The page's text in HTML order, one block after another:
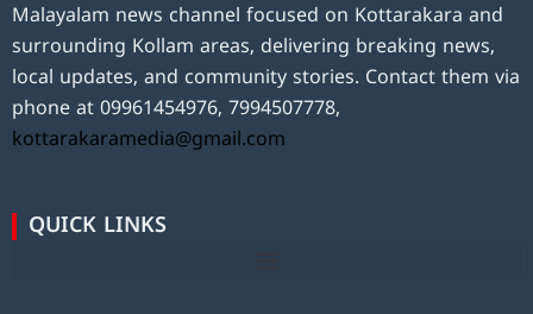
Malayalam news channel focused on Kottarakara and
surrounding Kollam areas, delivering breaking news,
local updates, and community stories. Contact them via
phone at 09961454976, 7994507778,
kottarakaramedia@gmail.com
QUICK LINKS